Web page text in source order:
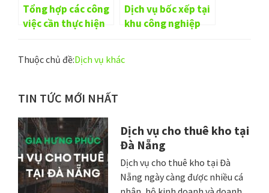
Tổng hợp các công
việc cần thực hiện
Dịch vụ bốc xếp tại
khu công nghiệp
Thuộc chủ đề:Dịch vụ khác
Sidebar
chính
TIN TỨC MỚI NHẤT
Dịch vụ cho thuê kho tại
Đà Nẵng
Dịch vụ cho thuê kho tại Đà
Nẵng ngày càng được nhiều cá